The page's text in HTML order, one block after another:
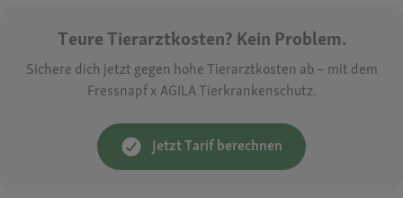
Teure Tierarztkosten? Kein Problem.
Sichere dich jetzt gegen hohe Tierarztkosten ab – mit dem
Fressnapf x AGILA Tierkrankenschutz.
Jetzt Tarif berechnen